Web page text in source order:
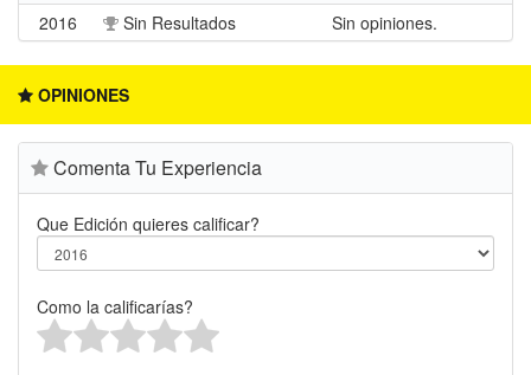
2016 Sin Resultados Sin opiniones.
OPINIONES
Comenta Tu Experiencia
Que Edición quieres calificar?
Como la calificarías?